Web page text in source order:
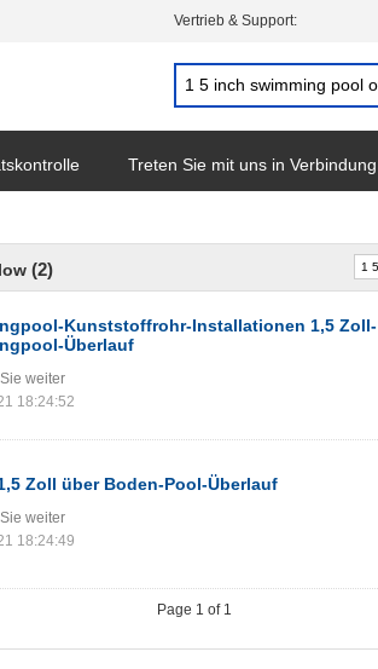
Vertrieb & Support:
Treten Sie mit uns in Verbindung
(2)
Kunststoffrohr-Installationen 1,5 Zoll-
Überlauf
weiter
18:24:52
Zoll über Boden-Pool-Überlauf
weiter
18:24:49
Page 1 of 1